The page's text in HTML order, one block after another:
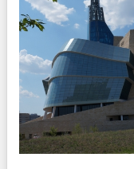
Duración:
9Días8
Paquete Turistico
Nueva Yor,
Niagara,
CONSULTAR